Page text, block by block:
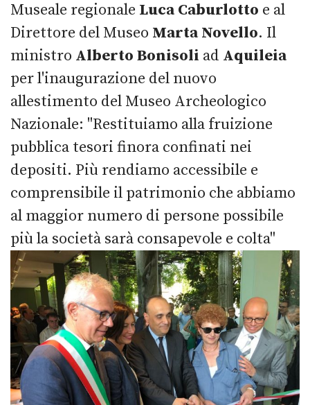
Museale regionale Luca Caburlotto e al
Direttore del Museo Marta Novello. Il
ministro Alberto Bonisoli ad Aquileia
per l'inaugurazione del nuovo
allestimento del Museo Archeologico
Nazionale: "Restituiamo alla fruizione
pubblica tesori finora confinati nei
depositi. Più rendiamo accessibile e
comprensibile il patrimonio che abbiamo
al maggior numero di persone possibile
più la società sarà consapevole e colta"